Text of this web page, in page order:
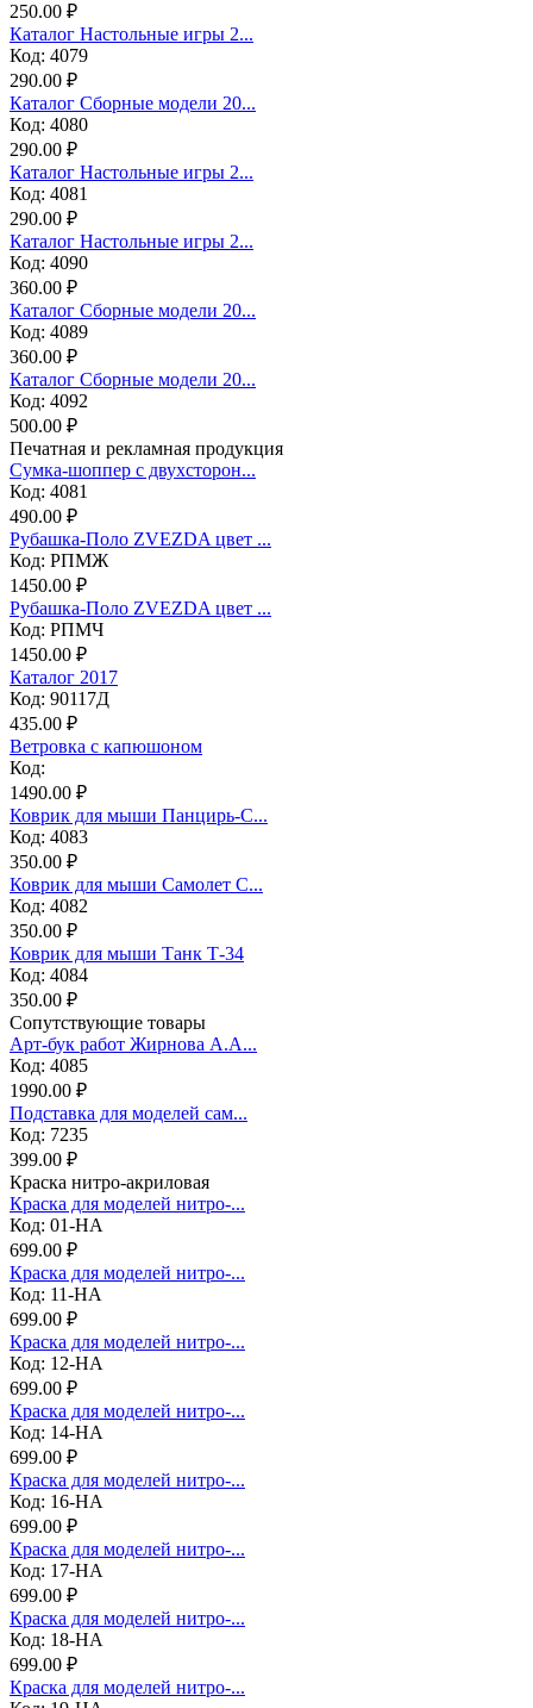
250.00 ₽
Каталог Настольные игры 2...
Код: 4079
290.00 ₽
Каталог Сборные модели 20...
Код: 4080
290.00 ₽
Каталог Настольные игры 2...
Код: 4081
290.00 ₽
Каталог Настольные игры 2...
Код: 4090
360.00 ₽
Каталог Сборные модели 20...
Код: 4089
360.00 ₽
Каталог Сборные модели 20...
Код: 4092
500.00 ₽
Печатная и рекламная продукция
Сумка-шоппер с двухсторон...
Код: 4081
490.00 ₽
Рубашка-Поло ZVEZDA цвет ...
Код: РПМЖ
1450.00 ₽
Рубашка-Поло ZVEZDA цвет ...
Код: РПМЧ
1450.00 ₽
Каталог 2017
Код: 90117Д
435.00 ₽
Ветровка с капюшоном
Код:
1490.00 ₽
Коврик для мыши Панцирь-С...
Код: 4083
350.00 ₽
Коврик для мыши Самолет С...
Код: 4082
350.00 ₽
Коврик для мыши Танк Т-34
Код: 4084
350.00 ₽
Сопутствующие товары
Арт-бук работ Жирнова А.А...
Код: 4085
1990.00 ₽
Подставка для моделей сам...
Код: 7235
399.00 ₽
Краска нитро-акриловая
Краска для моделей нитро-...
Код: 01-НА
699.00 ₽
Краска для моделей нитро-...
Код: 11-НА
699.00 ₽
Краска для моделей нитро-...
Код: 12-НА
699.00 ₽
Краска для моделей нитро-...
Код: 14-НА
699.00 ₽
Краска для моделей нитро-...
Код: 16-НА
699.00 ₽
Краска для моделей нитро-...
Код: 17-НА
699.00 ₽
Краска для моделей нитро-...
Код: 18-НА
699.00 ₽
Краска для моделей нитро-...